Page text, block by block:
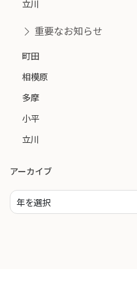
立川
重要なお知らせ
町田
相模原
多摩
小平
立川
アーカイブ